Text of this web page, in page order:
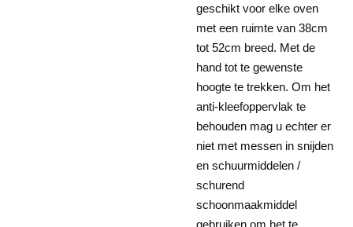
geschikt voor elke oven
met een ruimte van 38cm
tot 52cm breed. Met de
hand tot te gewenste
hoogte te trekken. Om het
anti-kleefoppervlak te
behouden mag u echter er
niet met messen in snijden
en schuurmiddelen /
schurend
schoonmaakmiddel